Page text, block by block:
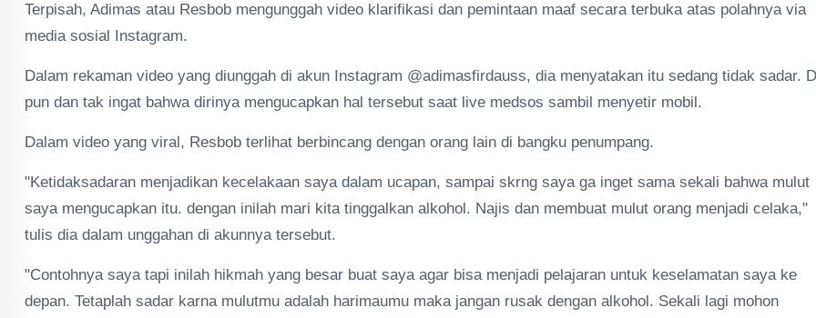
Terpisah, Adimas atau Resbob mengunggah video klarifikasi dan pemintaan maaf secara terbuka atas polahnya via
media sosial Instagram.
Dalam rekaman video yang diunggah di akun Instagram @adimasfirdauss, dia menyatakan itu sedang tidak sadar.
pun dan tak ingat bahwa dirinya mengucapkan hal tersebut saat live medsos sambil menyetir mobil.
Dalam video yang viral, Resbob terlihat berbincang dengan orang lain di bangku penumpang.
"Ketidaksadaran menjadikan kecelakaan saya dalam ucapan, sampai skrng saya ga inget sama sekali bahwa mulut
saya mengucapkan itu. dengan inilah mari kita tinggalkan alkohol. Najis dan membuat mulut orang menjadi celaka,"
tulis dia dalam unggahan di akunnya tersebut.
"Contohnya saya tapi inilah hikmah yang besar buat saya agar bisa menjadi pelajaran untuk keselamatan saya ke
depan. Tetaplah sadar karna mulutmu adalah harimaumu maka jangan rusak dengan alkohol. Sekali lagi mohon